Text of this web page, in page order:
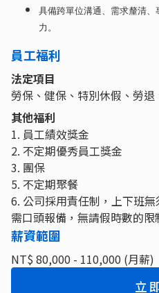
具備跨單位溝通、需求釐清
力。
員工福利
法定項目
勞保、健保、特別休假、勞退
其他福利
1. 員工績效獎金
2. 不定期優秀員工獎金
3. 團保
5. 不定期聚餐
6. 公司採用責任制，上下班
需口頭報備，無請假時數的限
薪資範圍
NT$ 80,000 - 110,000 (月薪)
立